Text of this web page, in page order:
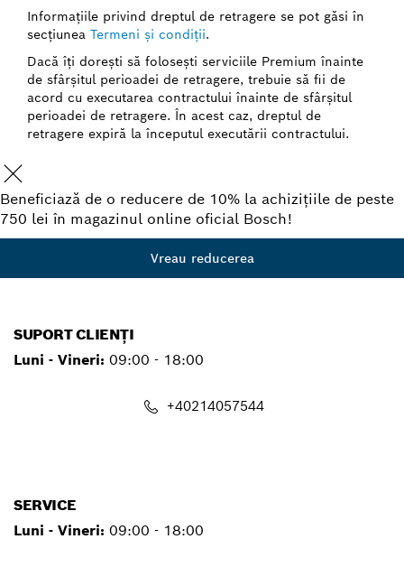
Informaţiile privind dreptul de retragere se pot găsi în
secţiunea Termeni şi condiţii.
Dacă îţi doreşti să foloseşti serviciile Premium înainte
de sfârşitul perioadei de retragere, trebuie să fii de
acord cu executarea contractului înainte de sfârşitul
perioadei de retragere. În acest caz, dreptul de
retragere expiră la începutul executării contractului.
Beneficiază de o reducere de 10% la achizițiile de peste
750 lei în magazinul online oficial Bosch!
Vreau reducerea
SUPORT CLIENȚI
Luni - Vineri: 09:00 - 18:00
+40214057544
SERVICE
Luni - Vineri: 09:00 - 18:00